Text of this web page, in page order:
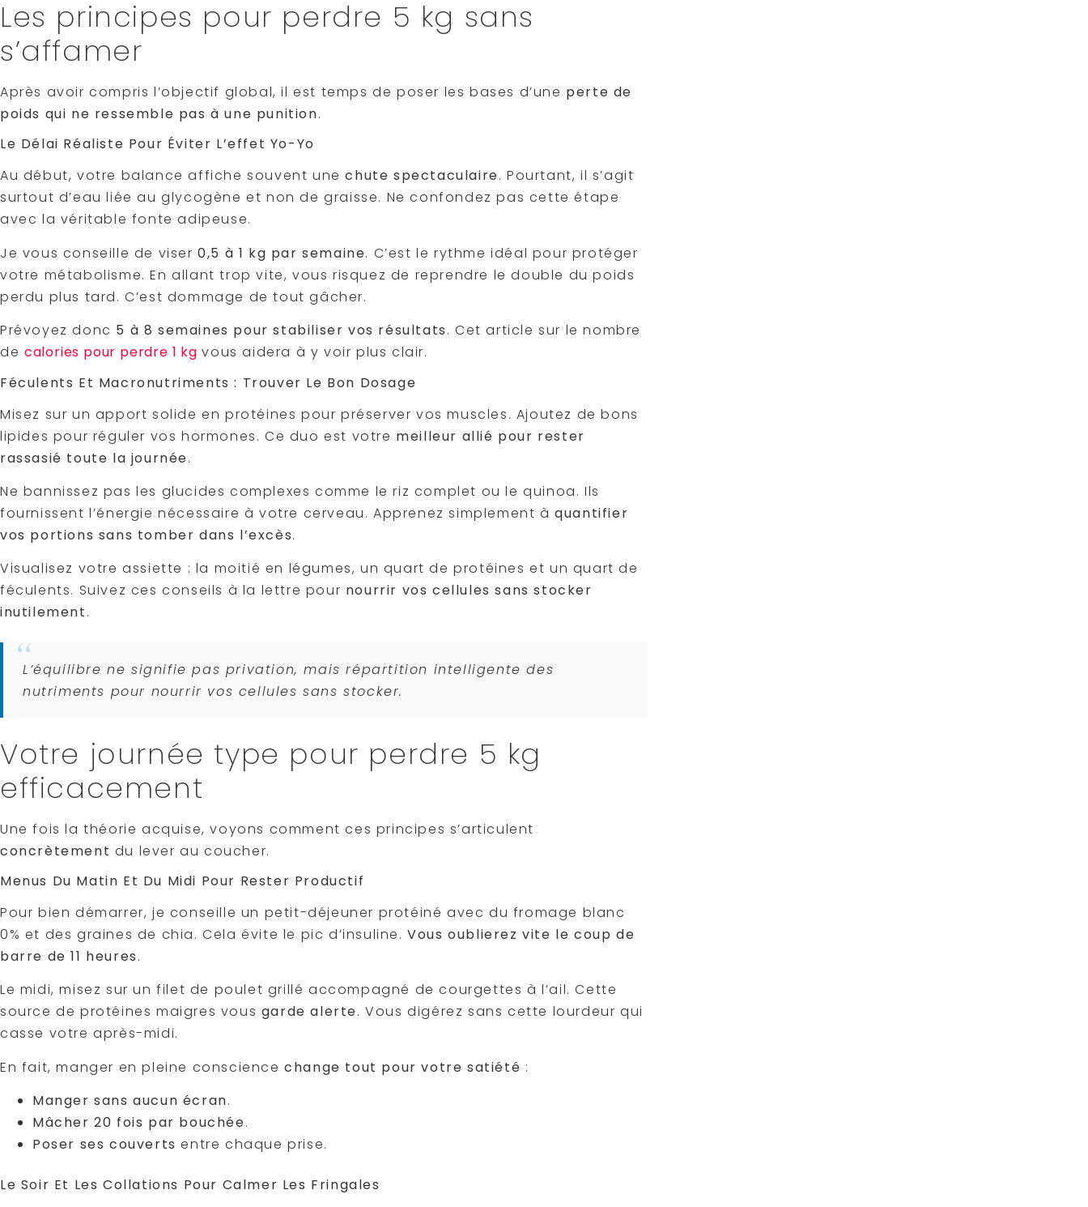
Les principes pour perdre 5 kg sans
s’affamer
Après avoir compris l’objectif global, il est temps de poser les bases d’une perte de
poids qui ne ressemble pas à une punition.
Le Délai Réaliste Pour Éviter L’effet Yo-Yo
Au début, votre balance affiche souvent unechute spectaculaire. Pourtant, il s’agit
surtout d’eau liée au glycogène et non de graisse. Ne confondez pas cette étape
avec la véritable fonte adipeuse.
Je vous conseille de viser0,5 à 1 kg par semaine. C’est le rythme idéal pour protéger
votre métabolisme. En allant trop vite, vous risquez de reprendre le double du poids
perdu plus tard. C’est dommage de tout gâcher.
Prévoyez donc 5 à 8 semaines pour stabiliser vos résultats. Cet article sur le nombre
de calories pour perdre 1 kg vous aidera à y voir plus clair.
Féculents Et Macronutriments : Trouver Le Bon Dosage
Misez sur un apport solide en protéines pour préserver vos muscles. Ajoutez de bons
lipides pour réguler vos hormones. Ce duo est votre meilleur allié pour rester
rassasié toute la journée.
Ne bannissez pas les glucides complexes comme le riz complet ou le quinoa. Ils
fournissent l’énergie nécessaire à votre cerveau. Apprenez simplement àquantifier
vos portions sans tomber dans l’excès.
Visualisez votre assiette : la moitié en légumes, un quart de protéines et un quart de
féculents. Suivez ces conseils à la lettre pour nourrir vos cellules sans stocker
inutilement.
L’équilibre ne signifie pas privation, mais répartition intelligente des
nutriments pour nourrir vos cellules sans stocker.
Votre journée type pour perdre 5 kg
efficacement
Une fois la théorie acquise, voyons comment ces principes s’articulent
concrètement du lever au coucher.
Menus Du Matin Et Du Midi Pour Rester Productif
Pour bien démarrer, je conseille un petit-déjeuner protéiné avec du fromage blanc
0% et des graines de chia. Cela évite le pic d’insuline.Vous oublierez vite le coup de
barre de 11 heures.
Le midi, misez sur un filet de poulet grillé accompagné de courgettes à l’ail. Cette
source de protéines maigres vous garde alerte. Vous digérez sans cette lourdeur qui
casse votre après-midi.
En fait, manger en pleine consciencechange tout pour votre satiété :
Manger sans aucun écran.
Mâcher 20 fois par bouchée.
Poser ses couverts entre chaque prise.
Le Soir Et Les Collations Pour Calmer Les Fringales